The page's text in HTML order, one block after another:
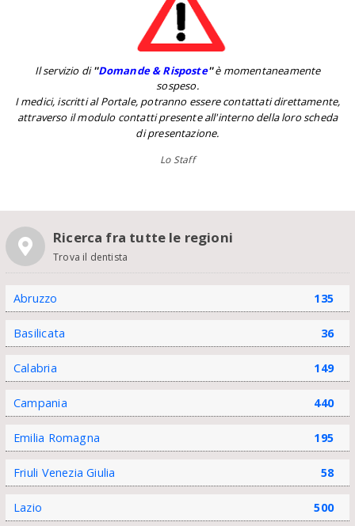
Il servizio di''Domande & Risposte''è momentaneamente
sospeso.
I medici, iscritti al Portale, potranno essere contattati direttamente,
attraverso il modulo contatti presente all'interno della loro scheda
di presentazione.
Lo Staff
Ricerca fra tutte le regioni
Trova il dentista
Abruzzo 135
Basilicata 36
Calabria 149
Campania 440
Emilia Romagna 195
Friuli Venezia Giulia 58
Lazio 500